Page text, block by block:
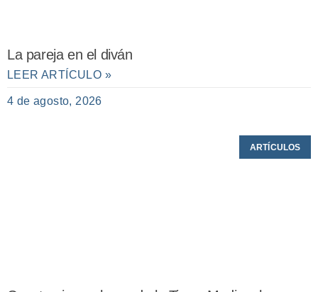
La pareja en el diván
LEER ARTÍCULO »
4 de agosto, 2026
ARTÍCULOS